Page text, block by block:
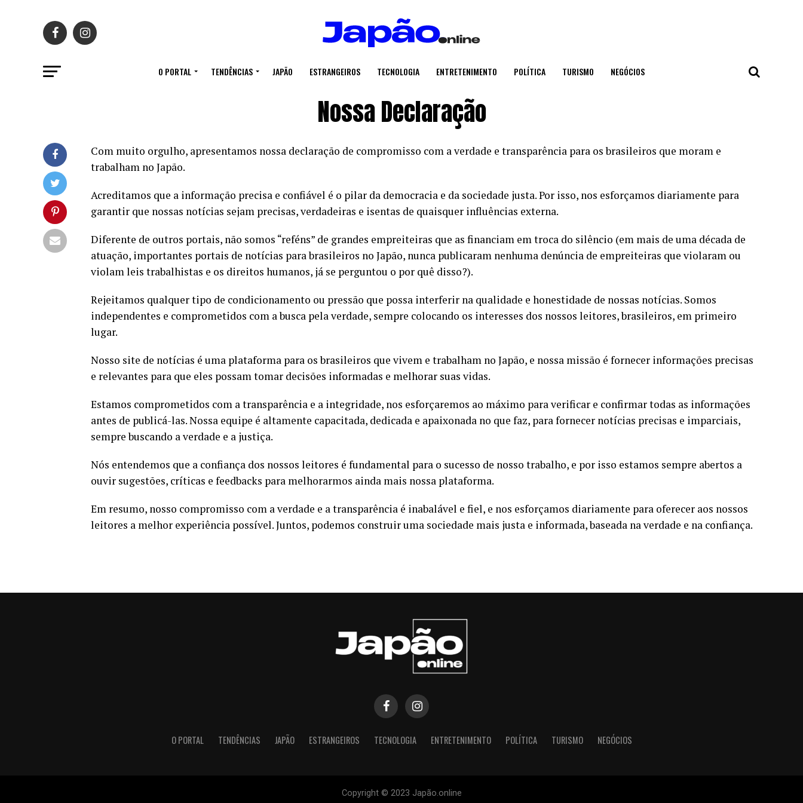
O PORTAL TENDÊNCIAS JAPÃO ESTRANGEIROS TECNOLOGIA ENTRETENIMENTO POLÍTICA TURISMO NEGÓCIOS
Nossa Declaração
Com muito orgulho, apresentamos nossa declaração de compromisso com a verdade e transparência para os brasileiros que moram e
trabalham no Japão.
Acreditamos que a informação precisa e confiável é o pilar da democracia e da sociedade justa. Por isso, nos esforçamos diariamente para
garantir que nossas notícias sejam precisas, verdadeiras e isentas de quaisquer influências externa.
Diferente de outros portais, não somos “reféns” de grandes empreiteiras que as financiam em troca do silêncio (em mais de uma década de
atuação, importantes portais de notícias para brasileiros no Japão, nunca publicaram nenhuma denúncia de empreiteiras que violaram ou
violam leis trabalhistas e os direitos humanos, já se perguntou o por quê disso?).
Rejeitamos qualquer tipo de condicionamento ou pressão que possa interferir na qualidade e honestidade de nossas notícias. Somos
independentes e comprometidos com a busca pela verdade, sempre colocando os interesses dos nossos leitores, brasileiros, em primeiro
lugar.
Nosso site de notícias é uma plataforma para os brasileiros que vivem e trabalham no Japão, e nossa missão é fornecer informações precisas
e relevantes para que eles possam tomar decisões informadas e melhorar suas vidas.
Estamos comprometidos com a transparência e a integridade, nos esforçaremos ao máximo para verificar e confirmar todas as informações
antes de publicá-las. Nossa equipe é altamente capacitada, dedicada e apaixonada no que faz, para fornecer notícias precisas e imparciais,
sempre buscando a verdade e a justiça.
Nós entendemos que a confiança dos nossos leitores é fundamental para o sucesso de nosso trabalho, e por isso estamos sempre abertos a
ouvir sugestões, críticas e feedbacks para melhorarmos ainda mais nossa plataforma.
Em resumo, nosso compromisso com a verdade e a transparência é inabalável e fiel, e nos esforçamos diariamente para oferecer aos nossos
leitores a melhor experiência possível. Juntos, podemos construir uma sociedade mais justa e informada, baseada na verdade e na confiança.
O PORTAL TENDÊNCIAS JAPÃO ESTRANGEIROS TECNOLOGIA ENTRETENIMENTO POLÍTICA TURISMO NEGÓCIOS
Copyright © 2023 Japão.online